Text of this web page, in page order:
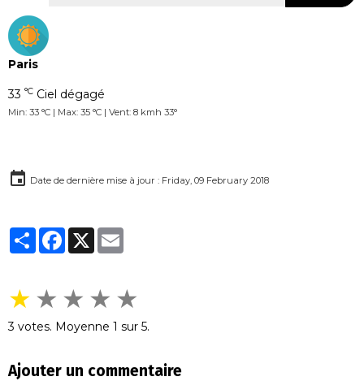
Paris
33 °C Ciel dégagé
Min: 33 °C | Max: 35 °C | Vent: 8 kmh 33°
Date de dernière mise à jour : Friday, 09 February 2018
PartagerFacebook
X
★ ★ ★ ★ ★
3 votes. Moyenne 1 sur 5.
Ajouter un commentaire